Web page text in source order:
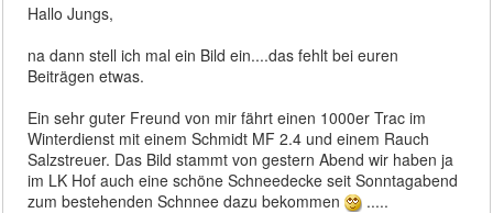
Hallo Jungs,
na dann stell ich mal ein Bild ein....das fehlt bei euren
Beiträgen etwas.
Ein sehr guter Freund von mir fährt einen 1000er Trac im
Winterdienst mit einem Schmidt MF 2.4 und einem Rauch
Salzstreuer. Das Bild stammt von gestern Abend wir haben ja
im LK Hof auch eine schöne Schneedecke seit Sonntagabend
zum bestehenden Schnnee dazu bekommen
.....